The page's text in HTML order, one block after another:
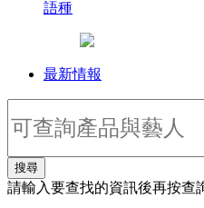
語種
最新情報
搜尋
請輸入要查找的資訊後再按查